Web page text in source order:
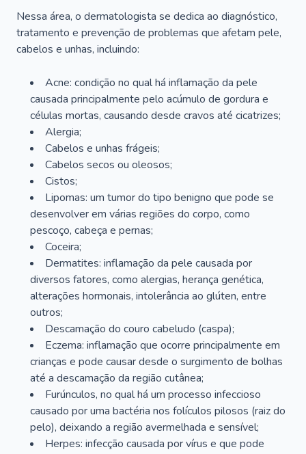
Nessa área, o dermatologista se dedica ao diagnóstico,
tratamento e prevenção de problemas que afetam pele,
cabelos e unhas, incluindo:
Acne: condição no qual há inflamação da pele
causada principalmente pelo acúmulo de gordura e
células mortas, causando desde cravos até cicatrizes;
Alergia;
Cabelos e unhas frágeis;
Cabelos secos ou oleosos;
Cistos;
Lipomas: um tumor do tipo benigno que pode se
desenvolver em várias regiões do corpo, como
pescoço, cabeça e pernas;
Coceira;
Dermatites: inflamação da pele causada por
diversos fatores, como alergias, herança genética,
alterações hormonais, intolerância ao glúten, entre
outros;
Descamação do couro cabeludo (caspa);
Eczema: inflamação que ocorre principalmente em
crianças e pode causar desde o surgimento de bolhas
até a descamação da região cutânea;
Furúnculos, no qual há um processo infeccioso
causado por uma bactéria nos folículos pilosos (raiz do
pelo), deixando a região avermelhada e sensível;
Herpes: infecção causada por vírus e que pode